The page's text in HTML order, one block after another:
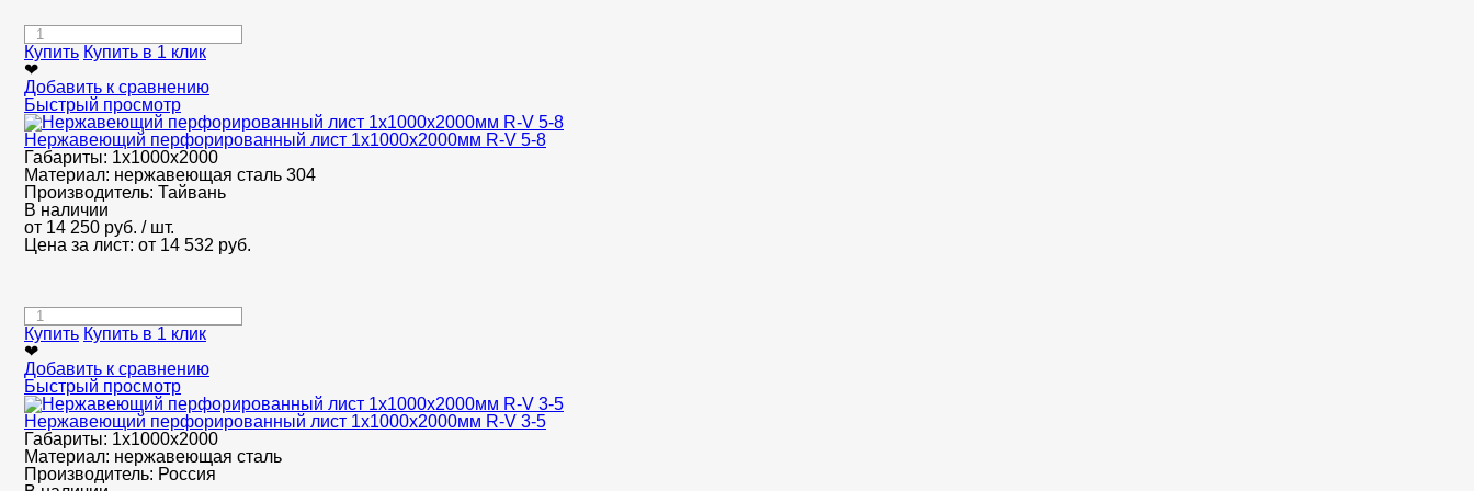
Купить Купить в 1 клик
❤
Добавить к сравнению
Быстрый просмотр
Нержавеющий перфорированный лист 1х1000х2000мм R-V 5-8
Габариты: 1х1000х2000
Материал: нержавеющая сталь 304
Производитель: Тайвань
В наличии
от 14 250 руб. / шт.
Цена за лист: от 14 532 руб.
Купить Купить в 1 клик
❤
Добавить к сравнению
Быстрый просмотр
Нержавеющий перфорированный лист 1х1000х2000мм R-V 3-5
Габариты: 1х1000х2000
Материал: нержавеющая сталь
Производитель: Россия